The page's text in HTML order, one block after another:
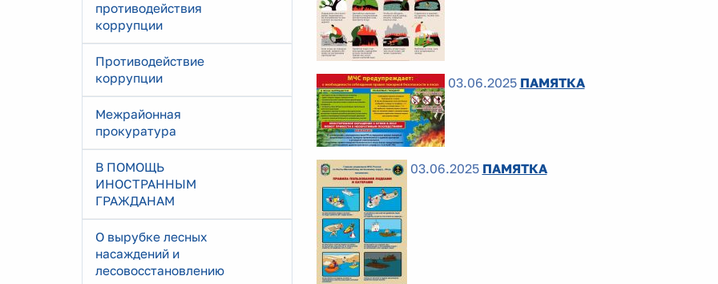
противодействия
коррупции
Противодействие
коррупции
Межрайонная
прокуратура
В ПОМОЩЬ
ИНОСТРАННЫМ
ГРАЖДАНАМ
О вырубке лесных
насаждений и
лесовосстановлению
03.06.2025 ПАМЯТКА
03.06.2025 ПАМЯТКА